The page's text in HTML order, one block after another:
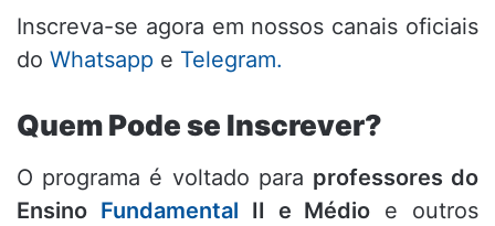
Inscreva-se agora em nossos canais oficiais
do Whatsapp e Telegram.
Quem Pode se Inscrever?
O programa é voltado para professores do
Ensino Fundamental II e Médio e outros